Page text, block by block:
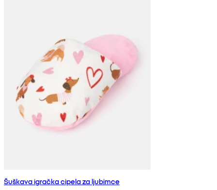
Šuškava igračka cipela za ljubimce